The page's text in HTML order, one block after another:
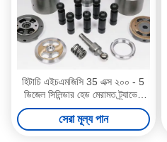
হিটাচি এইচএমজিসি 35 এক্স ২০০ - 5
ডিজেল সিলিন্ডার হেড মেরামত ট্র্যাভেল
মোটর 398 - 2300 পিস্তন
সেরা মূল্য পান